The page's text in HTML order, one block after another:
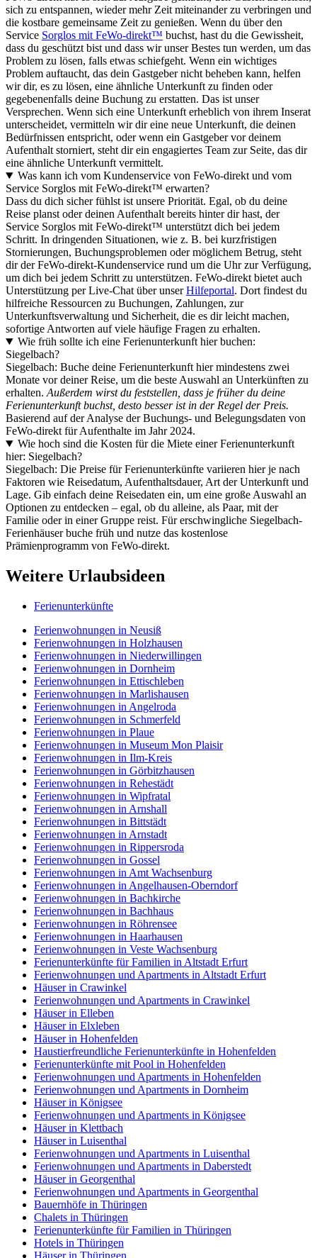
sich zu entspannen, wieder mehr Zeit miteinander zu verbringen und
die kostbare gemeinsame Zeit zu genießen. Wenn du über den
Service Sorglos mit FeWo-direkt™ buchst, hast du die Gewissheit,
dass du geschützt bist und dass wir unser Bestes tun werden, um das
Problem zu lösen, falls etwas schiefgeht. Wenn ein wichtiges
Problem auftaucht, das dein Gastgeber nicht beheben kann, helfen
wir dir, es zu lösen, eine ähnliche Unterkunft zu finden oder
gegebenenfalls deine Buchung zu erstatten. Das ist unser
Versprechen. Wenn sich eine Unterkunft erheblich von ihrem Inserat
unterscheidet, vermitteln wir dir eine neue Unterkunft, die deinen
Bedürfnissen entspricht, oder wenn ein Gastgeber vor deinem
Aufenthalt storniert, steht dir ein engagiertes Team zur Seite, das dir
eine ähnliche Unterkunft vermittelt.
Was kann ich vom Kundenservice von FeWo-direkt und vom
Service Sorglos mit FeWo-direkt™ erwarten?
Dass du dich sicher fühlst ist unsere Priorität. Egal, ob du deine
Reise planst oder deinen Aufenthalt bereits hinter dir hast, der
Service Sorglos mit FeWo-direkt™ unterstützt dich bei jedem
Schritt. In dringenden Situationen, wie z. B. bei kurzfristigen
Stornierungen, Buchungsproblemen oder möglichem Betrug, steht
dir der FeWo-direkt-Kundenservice rund um die Uhr zur Verfügung,
um dich bei jedem Schritt zu unterstützen. FeWo-direkt bietet auch
Unterstützung per Live-Chat über unserHilfeportal. Dort findest du
hilfreiche Ressourcen zu Buchungen, Zahlungen, zur
Unterkunftsverwaltung und Sicherheit, die es dir leicht machen,
sofortige Antworten auf viele häufige Fragen zu erhalten.
Wie früh sollte ich eine Ferienunterkunft hier buchen:
Siegelbach?
Siegelbach: Buche deine Ferienunterkunft hier mindestens zwei
Monate vor deiner Reise, um die beste Auswahl an Unterkünften zu
erhalten. Außerdem wirst du feststellen, dass je früher du deine
Ferienunterkunft buchst, desto besser ist in der Regel der Preis.
Basierend auf der Analyse der Buchungs- und Belegungsdaten von
FeWo-direkt für Aufenthalte im Jahr 2024.
Wie hoch sind die Kosten für die Miete einer Ferienunterkunft
hier: Siegelbach?
Siegelbach: Die Preise für Ferienunterkünfte variieren hier je nach
Faktoren wie Reisedatum, Aufenthaltsdauer, Art der Unterkunft und
Lage. Gib einfach deine Reisedaten ein, um eine große Auswahl an
Optionen zu entdecken – egal, ob du alleine, als Paar, mit der
Familie oder in einer Gruppe reist. Für erschwingliche Siegelbach-
Ferienhäuser buche früh und nutze das kostenlose
Prämienprogramm von FeWo-direkt.
Weitere Urlaubsideen
Ferienunterkünfte
Ferienwohnungen in Neusiß
Ferienwohnungen in Holzhausen
Ferienwohnungen in Niederwillingen
Ferienwohnungen in Dornheim
Ferienwohnungen in Ettischleben
Ferienwohnungen in Marlishausen
Ferienwohnungen in Angelroda
Ferienwohnungen in Schmerfeld
Ferienwohnungen in Plaue
Ferienwohnungen in Museum Mon Plaisir
Ferienwohnungen in Ilm-Kreis
Ferienwohnungen in Görbitzhausen
Ferienwohnungen in Rehestädt
Ferienwohnungen in Wipfratal
Ferienwohnungen in Arnshall
Ferienwohnungen in Bittstädt
Ferienwohnungen in Arnstadt
Ferienwohnungen in Rippersroda
Ferienwohnungen in Gossel
Ferienwohnungen in Amt Wachsenburg
Ferienwohnungen in Angelhausen-Oberndorf
Ferienwohnungen in Bachkirche
Ferienwohnungen in Bachhaus
Ferienwohnungen in Röhrensee
Ferienwohnungen in Haarhausen
Ferienwohnungen in Veste Wachsenburg
Ferienunterkünfte für Familien in Altstadt Erfurt
Ferienwohnungen und Apartments in Altstadt Erfurt
Häuser in Crawinkel
Ferienwohnungen und Apartments in Crawinkel
Häuser in Elleben
Häuser in Elxleben
Häuser in Hohenfelden
Haustierfreundliche Ferienunterkünfte in Hohenfelden
Ferienunterkünfte mit Pool in Hohenfelden
Ferienwohnungen und Apartments in Hohenfelden
Ferienwohnungen und Apartments in Dornheim
Häuser in Königsee
Ferienwohnungen und Apartments in Königsee
Häuser in Klettbach
Häuser in Luisenthal
Ferienwohnungen und Apartments in Luisenthal
Ferienwohnungen und Apartments in Daberstedt
Häuser in Georgenthal
Ferienwohnungen und Apartments in Georgenthal
Bauernhöfe in Thüringen
Chalets in Thüringen
Ferienunterkünfte für Familien in Thüringen
Hotels in Thüringen
Häuser in Thüringen